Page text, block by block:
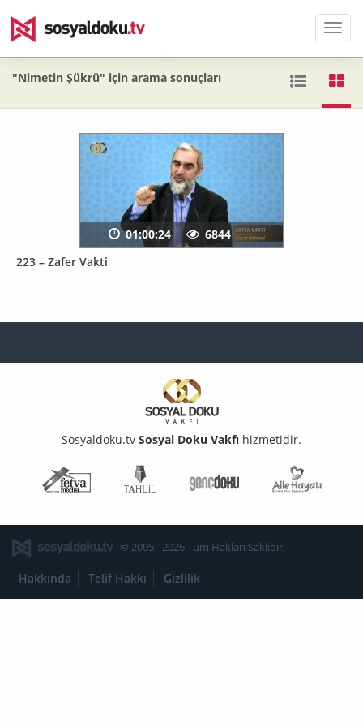
Menü
"Nimetin Şükrü" için arama sonuçları
223 – Zafer Vakti
01:00:24 6844
Sosyaldoku.tv Sosyal Doku Vakfı hizmetidir.
Fetva Meclisi
Genç Doku
© 2005 - 2026 Tüm Hakları Saklıdır.
Hakkında Telif Hakkı Gizlilik